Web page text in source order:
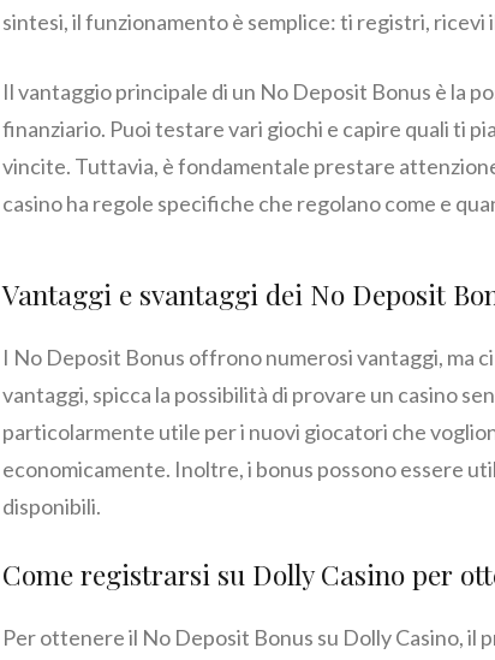
sintesi, il funzionamento è semplice: ti registri, ricevi
Il vantaggio principale di un No Deposit Bonus è la
finanziario. Puoi testare vari giochi e capire quali ti
vincite. Tuttavia, è fondamentale prestare
casino ha regole specifiche che regolano come e
Vantaggi e svantaggi dei No Deposit
I No Deposit Bonus offrono numerosi vantaggi, ma
vantaggi, spicca la possibilità di provare un casino
particolarmente utile per i nuovi giocatori che
economicamente. Inoltre, i bonus possono essere
disponibili.
Come registrarsi su Dolly Casino per
Per ottenere il No Deposit Bonus su Dolly Casino, il